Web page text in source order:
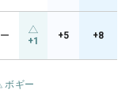
ー +1 +5 +8
ボギー